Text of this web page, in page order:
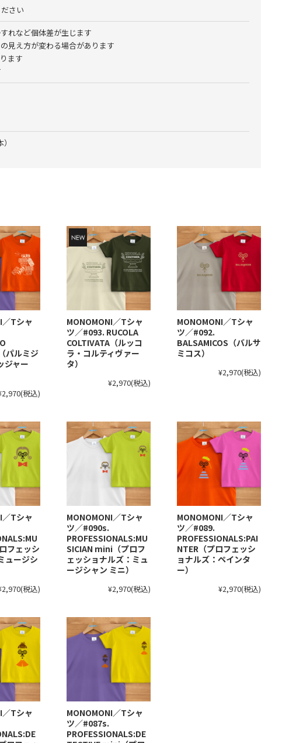
さい
れなど個体差が生じます
見え方が変わる場合があります
ます
／Tシャ
パルミジ
ジャー
(税込)
MONOMONI／Tシャ
ツ／#093. RUCOLA
COLTIVATA（ルッコ
ラ・コルティヴァー
タ）
¥2,970(税込)
MONOMONI／Tシャ
ツ／#092.
BALSAMICOS（バルサ
ミコス）
¥2,970(税込)
／Tシャ
フェッシ
ュージシ
(税込)
MONOMONI／Tシャ
ツ／#090s.
PROFESSIONALS:MU
SICIAN mini（プロフ
ェッショナルズ：ミュ
ージシャン ミニ）
¥2,970(税込)
MONOMONI／Tシャ
ツ／#089.
PROFESSIONALS:PAI
NTER（プロフェッシ
ョナルズ：ペインタ
ー）
¥2,970(税込)
／Tシャ
MONOMONI／Tシャ
ツ／#087s.
PROFESSIONALS:DE